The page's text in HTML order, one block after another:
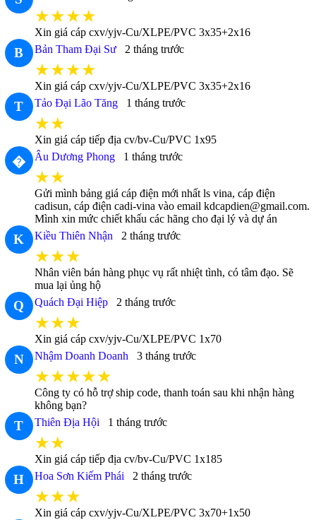
★★★★
Xin giá cáp cxv/yjv-Cu/XLPE/PVC 3x35+2x16
B Bản Tham Đại Sư 2 tháng trước
★★★★
Xin giá cáp cxv/yjv-Cu/XLPE/PVC 3x35+2x16
T Tảo Đại Lão Tăng 1 tháng trước
★★
Xin giá cáp tiếp địa cv/bv-Cu/PVC 1x95
� Âu Dương Phong 1 tháng trước
★★
Gửi mình bảng giá cáp điện mới nhất ls vina, cáp điện
cadisun, cáp điện cadi-vina vào email kdcapdien@gmail.com.
Mình xin mức chiết khấu các hãng cho đại lý và dự án
K Kiều Thiên Nhận 2 tháng trước
★★★
Nhân viên bán hàng phục vụ rất nhiệt tình, có tâm đạo. Sẽ
mua lại ủng hộ
Q Quách Đại Hiệp 2 tháng trước
★★★
Xin giá cáp cxv/yjv-Cu/XLPE/PVC 1x70
N Nhậm Doanh Doanh 3 tháng trước
★★★★★
Công ty có hỗ trợ ship code, thanh toán sau khi nhận hàng
không bạn?
T Thiên Địa Hội 1 tháng trước
★★
Xin giá cáp tiếp địa cv/bv-Cu/PVC 1x185
H Hoa Sơn Kiếm Phái 2 tháng trước
★★★
Xin giá cáp cxv/yjv-Cu/XLPE/PVC 3x70+1x50